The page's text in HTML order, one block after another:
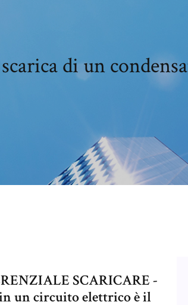
di un
SCARICARE -
un circuito elettrico è il